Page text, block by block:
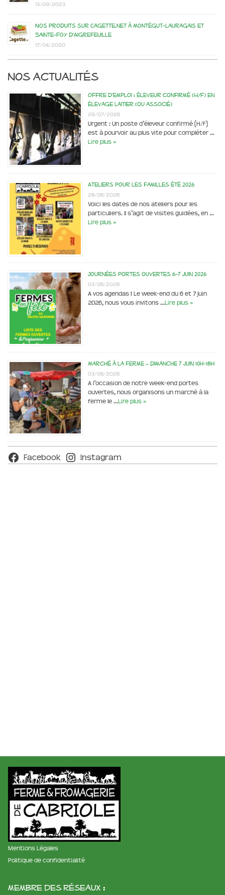
13/09/2023
Nos produits sur Cagette.net à Montégut-Lauragais et
Sainte-Foy d’Aigrefeuille
17/04/2020
Nos actualités
Offre d’emploi : éleveur confirmé (H/F) en
élevage laitier (ou associé)
29/07/2026
Urgent : Un poste d’éleveur confirmé (H/F)
est à pourvoir au plus vite pour compléter …
Lire plus »
Ateliers pour les familles été 2026
28/06/2026
Voici les dates de nos ateliers pour les
particuliers. Il s’agit de visites guidées, en …
Lire plus »
Journées portes ouvertes 6-7 juin 2026
03/06/2026
A vos agendas ! Le week-end du 6 et 7 juin
2026, nous vous invitons …Lire plus »
Marché à la ferme – dimanche 7 juin 10h-18h
03/06/2026
A l’occasion de notre week-end portes
ouvertes, nous organisons un marché à la
ferme le …Lire plus »
Facebook Instagram
Mentions Légales
Politique de confidentialité
membre des réseaux :